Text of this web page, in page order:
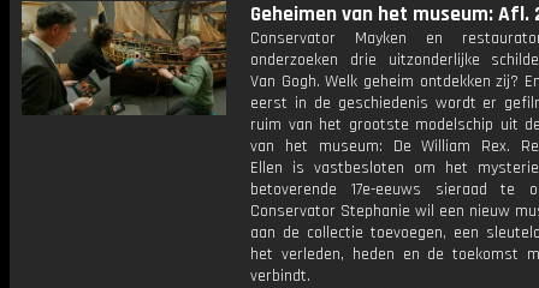
Geheimen van het museum: Afl.
Conservator Mayken en
onderzoeken drie uitzonderlijke
Van Gogh. Welk geheim ontdekken zij?
eerst in de geschiedenis wordt er
ruim van het grootste modelschip uit
van het museum: De William Rex.
Ellen is vastbesloten om het
betoverende 17e-eeuws sieraad te
Conservator Stephanie wil een nieuw
aan de collectie toevoegen, een
het verleden, heden en de toekomst
verbindt.